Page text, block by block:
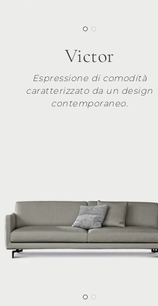
Victor
Espressione di comodità
caratterizzato da un design
contemporaneo.